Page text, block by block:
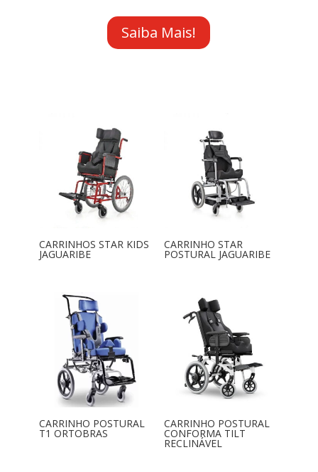
Saiba Mais!
CARRINHOS STAR KIDS
JAGUARIBE
CARRINHO STAR
POSTURAL JAGUARIBE
CARRINHO POSTURAL
T1 ORTOBRAS
CARRINHO POSTURAL
CONFORMA TILT
RECLINÁVEL